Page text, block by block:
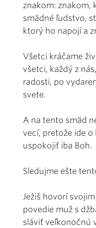
znakom: znakom,
smädné ľudstvo,
ktorý ho napojí a
Všetci kráčame
všetci, každý z
radosti, po
svete.
A na tento smäd
vecí, pretože ide
uspokojiť iba Boh.
Sledujme ešte
Ježiš hovorí
povedie muž s
sláviť veľkonočnú